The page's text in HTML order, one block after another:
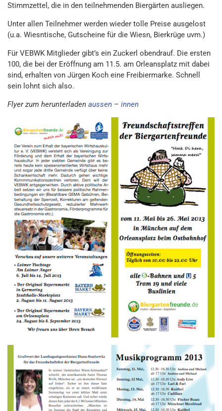
Stimmzettel, die in den teilnehmenden Biergärten ausliegen.
Unter allen Teilnehmer werden wieder tolle Preise ausgelost
(u.a. Wiesntische, Gutscheine für die Wiesn, Bierkrüge uvm.)
Für VEBWK Mitglieder gibt’s ein Zuckerl obendrauf. Die ersten
100, die bei der Eröffnung am 11.5. am Orleansplatz mit dabei
sind, erhalten von Jürgen Koch eine Freibiermarke. Schnell
sein lohnt sich also.
Flyer zum herunterladen aussen – innen